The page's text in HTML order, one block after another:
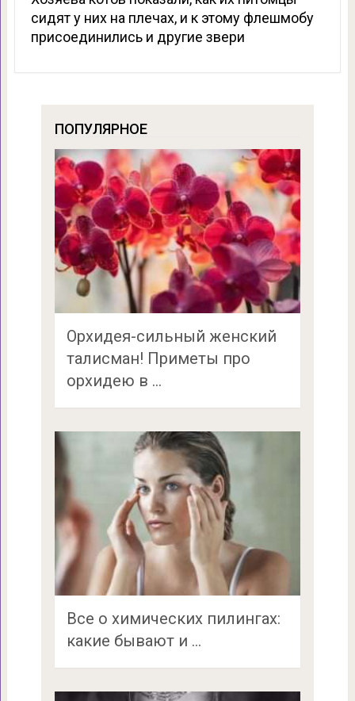
сидят у них на плечах, и к этому флешмобу
присоединились и другие звери
ПОПУЛЯРНОЕ
Орхидея-сильный женский
талисман! Приметы про
орхидею в …
Все о химических пилингах:
какие бывают и …